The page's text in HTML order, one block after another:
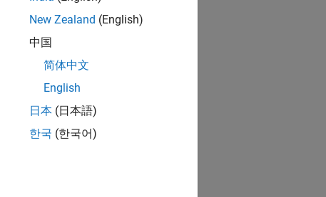
New Zealand (English)
中国
简体中文
English
日本 (日本語)
한국 (한국어)